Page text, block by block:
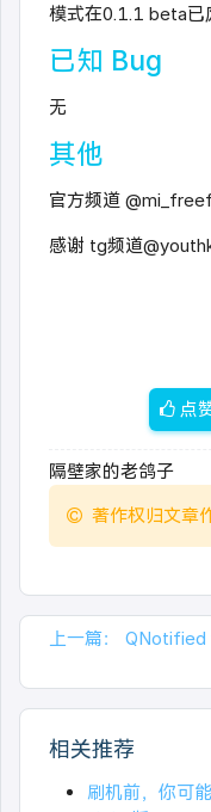
模式在0.1.1 beta已
已知 Bug
无
其他
官方频道
感谢 tg频道
点
隔壁家的老鸽子
著作权归文章
上一篇：
QNotified
相关推荐
刷机前，你可